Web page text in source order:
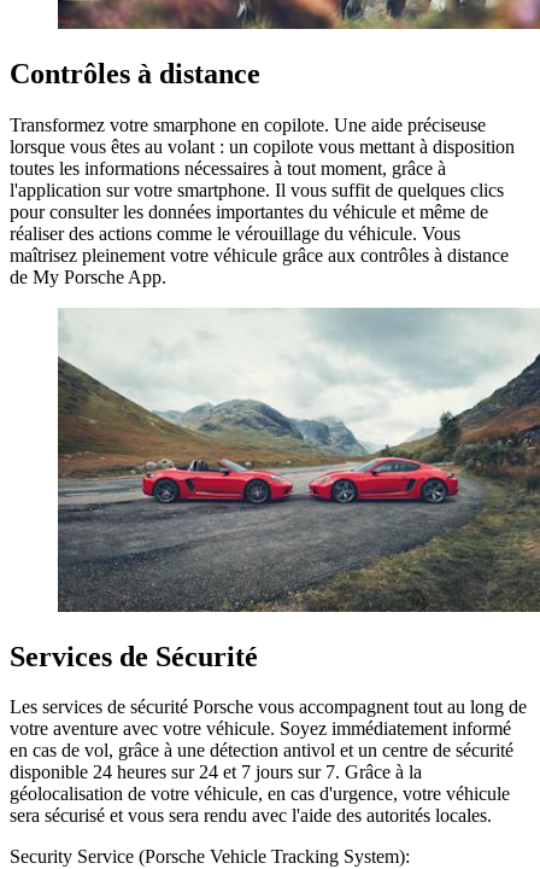
Contrôles à distance
Transformez votre smarphone en copilote. Une aide préciseuse
lorsque vous êtes au volant : un copilote vous mettant à disposition
toutes les informations nécessaires à tout moment, grâce à
l'application sur votre smartphone. Il vous suffit de quelques clics
pour consulter les données importantes du véhicule et même de
réaliser des actions comme le vérouillage du véhicule. Vous
maîtrisez pleinement votre véhicule grâce aux contrôles à distance
de My Porsche App.
Services de Sécurité
Les services de sécurité Porsche vous accompagnent tout au long de
votre aventure avec votre véhicule. Soyez immédiatement informé
en cas de vol, grâce à une détection antivol et un centre de sécurité
disponible 24 heures sur 24 et 7 jours sur 7. Grâce à la
géolocalisation de votre véhicule, en cas d'urgence, votre véhicule
sera sécurisé et vous sera rendu avec l'aide des autorités locales.
Security Service (Porsche Vehicle Tracking System):